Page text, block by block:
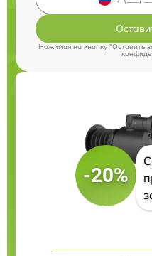
Нажимая на кнопку "Оставить
-20%